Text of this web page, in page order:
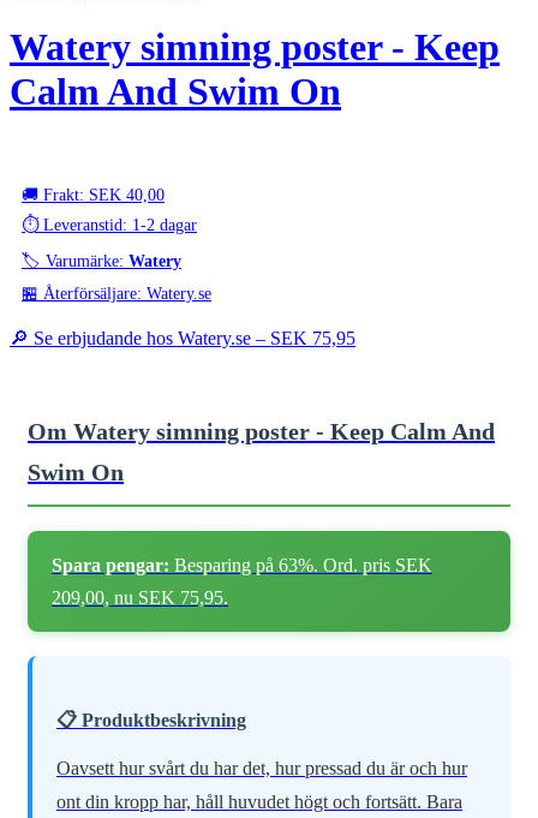
Watery simning poster - Keep
Calm And Swim On
🚚 Frakt: SEK 40,00
⏱️ Leveranstid: 1-2 dagar
🏷️ Varumärke: Watery
🏪 Återförsäljare: Watery.se
🔎 Se erbjudande hos Watery.se – SEK 75,95
Om Watery simning poster - Keep Calm And
Swim On
Spara pengar: Besparing på 63%. Ord. pris SEK
209,00, nu SEK 75,95.
📋 Produktbeskrivning
Oavsett hur svårt du har det, hur pressad du är och hur
ont din kropp har, håll huvudet högt och fortsätt. Bara